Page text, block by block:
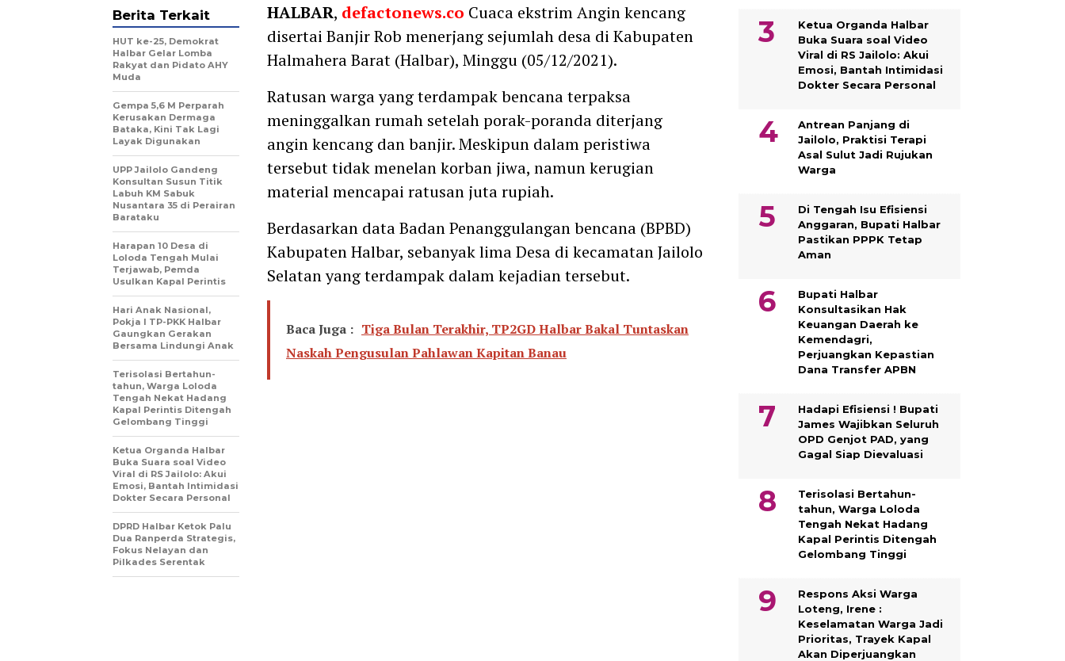
HALBAR, defactonews.co Cuaca ekstrim Angin kencang
disertai Banjir Rob menerjang sejumlah desa di Kabupaten
Halmahera Barat (Halbar), Minggu (05/12/2021).
Ratusan warga yang terdampak bencana terpaksa
meninggalkan rumah setelah porak-poranda diterjang
angin kencang dan banjir. Meskipun dalam peristiwa
tersebut tidak menelan korban jiwa, namun kerugian
material mencapai ratusan juta rupiah.
Berdasarkan data Badan Penanggulangan bencana (BPBD)
Kabupaten Halbar, sebanyak lima Desa di kecamatan Jailolo
Selatan yang terdampak dalam kejadian tersebut.
Baca Juga : Tiga Bulan Terakhir, TP2GD Halbar Bakal Tuntaskan
Naskah Pengusulan Pahlawan Kapitan Banau
Berita Terkait
HUT ke-25, Demokrat
Halbar Gelar Lomba
Rakyat dan Pidato AHY
Muda
Gempa 5,6 M Perparah
Kerusakan Dermaga
Bataka, Kini Tak Lagi
Layak Digunakan
UPP Jailolo Gandeng
Konsultan Susun Titik
Labuh KM Sabuk
Nusantara 35 di Perairan
Barataku
Harapan 10 Desa di
Loloda Tengah Mulai
Terjawab, Pemda
Usulkan Kapal Perintis
Hari Anak Nasional,
Pokja I TP-PKK Halbar
Gaungkan Gerakan
Bersama Lindungi Anak
Terisolasi Bertahun-
tahun, Warga Loloda
Tengah Nekat Hadang
Kapal Perintis Ditengah
Gelombang Tinggi
Ketua Organda Halbar
Buka Suara soal Video
Viral di RS Jailolo: Akui
Emosi, Bantah Intimidasi
Dokter Secara Personal
DPRD Halbar Ketok Palu
Dua Ranperda Strategis,
Fokus Nelayan dan
Pilkades Serentak
Ketua Organda Halbar
Buka Suara soal Video
Viral di RS Jailolo: Akui
Emosi, Bantah Intimidasi
Dokter Secara Personal
Antrean Panjang di
Jailolo, Praktisi Terapi
Asal Sulut Jadi Rujukan
Warga
Di Tengah Isu Efisiensi
Anggaran, Bupati Halbar
Pastikan PPPK Tetap
Aman
Bupati Halbar
Konsultasikan Hak
Keuangan Daerah ke
Kemendagri,
Perjuangkan Kepastian
Dana Transfer APBN
Hadapi Efisiensi ! Bupati
James Wajibkan Seluruh
OPD Genjot PAD, yang
Gagal Siap Dievaluasi
Terisolasi Bertahun-
tahun, Warga Loloda
Tengah Nekat Hadang
Kapal Perintis Ditengah
Gelombang Tinggi
Respons Aksi Warga
Loteng, Irene :
Keselamatan Warga Jadi
Prioritas, Trayek Kapal
Akan Diperjuangkan